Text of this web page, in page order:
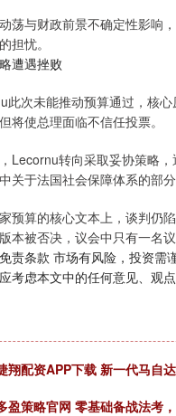
荡与财政前景不确定性影响
担忧。
遭遇挫败
此次未能推动预算通过，核
将使总理面临不信任投票。
Lecornu转向采取妥协策略
关于法国社会保障体系的部分
预算的核心文本上，谈判仍
本被否决，议会中只有一名议
责条款 市场有风险，投资需
考虑本文中的任何意见、观
翔配资APP下载 新一代马自
盈策略官网 零基础备战法考